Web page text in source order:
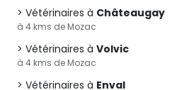
Vétérinaires à Châteaugay
à 4 kms de Mozac
Vétérinaires à Volvic
à 4 kms de Mozac
Vétérinaires à Enval